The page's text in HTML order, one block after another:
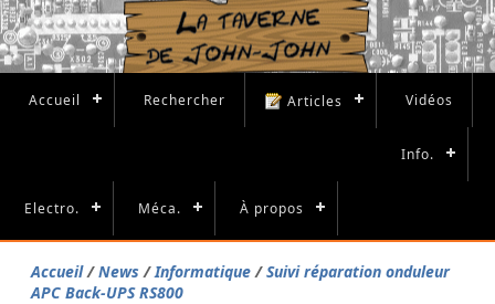
Accueil Rechercher Articles Vidéos
Info.
Electro. Méca. À propos
Accueil News Informatique
Suivi réparation onduleur
APC Back-UPS RS800